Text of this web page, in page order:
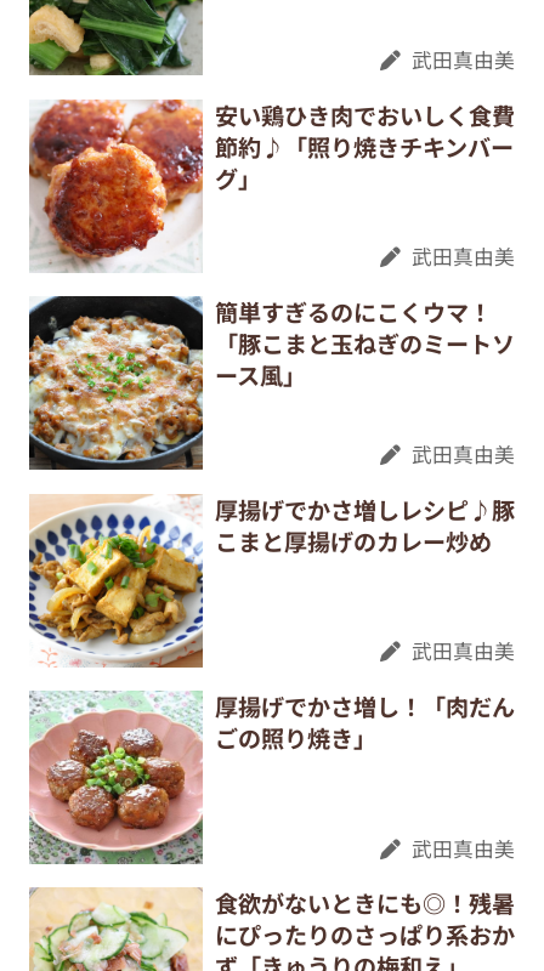
武田真由美
安い鶏ひき肉でおいしく食費
節約♪「照り焼きチキンバー
グ」
武田真由美
簡単すぎるのにこくウマ！
「豚こまと玉ねぎのミートソ
ース風」
武田真由美
厚揚げでかさ増しレシピ♪豚
こまと厚揚げのカレー炒め
武田真由美
厚揚げでかさ増し！「肉だん
ごの照り焼き」
武田真由美
食欲がないときにも◎！残暑
にぴったりのさっぱり系おか